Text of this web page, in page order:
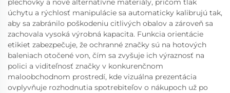
plechovky a nové alternatívne materiály, pričom tlak
úchytu a rýchlosť manipulácie sa automaticky kalibrujú tak,
aby sa zabránilo poškodeniu citlivých obalov a zároveň sa
zachovala vysoká výrobná kapacita. Funkcia orientácie
etikiet zabezpečuje, že ochranné značky sú na hotových
baleniach otočené von, čím sa zvyšuje ich výraznosť na
polici a viditeľnosť značky v konkurenčnom
maloobchodnom prostredí, kde vizuálna prezentácia
ovplyvňuje rozhodnutia spotrebiteľov o nákupoch už po